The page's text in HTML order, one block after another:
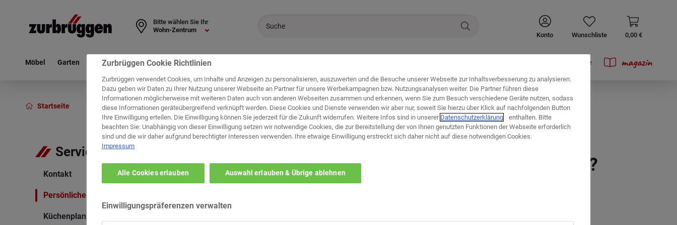
Wohn-Zentrum
Bitte wählen Sie Ihr
Konto
Wunschliste 0,00 €
Möbel Garten Haushalt Deko & Textil Leuchten Prospekte magazin
Startseite Service Küchenplanung
Service
Kontakt
Persönliche Beratung
Küchenplanung
Welches ist ihr bevorzugtes Wohn-Zentrum?
Zurbrüggen Cookie Richtlinien
Zurbrüggen verwendet Cookies, um Inhalte und Anzeigen zu personalisieren, auszuwerten und die Besuche unserer Webseite zur Inhaltsverbesserung zu analysieren.
Dazu geben wir Daten zu Ihrer Nutzung unserer Webseite an Partner für unsere Werbekampagnen bzw. Nutzungsanalysen weiter. Die Partner führen diese
Informationen möglicherweise mit weiteren Daten auch von anderen Webseiten zusammen und erkennen, wenn Sie zum Besuch verschiedene Geräte nutzen, sodass
diese Informationen geräteübergreifend verknüpft werden. Diese Cookies und Dienste verwenden wir aber nur, soweit Sie hierzu über Klick auf nachfolgenden Button
Ihre Einwilligung erteilen. Die Einwilligung können Sie jederzeit für die Zukunft widerrufen. Weitere Infos sind in unserer Datenschutzerklärung
enthalten. Bitte
beachten Sie: Unabhängig von dieser Einwilligung setzen wir notwendige Cookies, die zur Bereitstellung der von Ihnen genutzten Funktionen der Webseite erforderlich
sind und die wir daher aufgrund berechtigter Interessen verwenden. Ihre etwaige Einwilligung erstreckt sich daher nicht auf diese notwendigen Cookies.
Impressum
Alle Cookies erlauben Auswahl erlauben & Übrige ablehnen
Einwilligungspräferenzen verwalten